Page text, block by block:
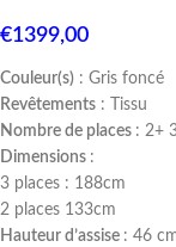
€1399,00
Couleur(s) : Gris foncé
Revêtements : Tissu
Nombre de places : 2+
Dimensions :
3 places : 188cm
2 places 133cm
Hauteur d’assise : 46